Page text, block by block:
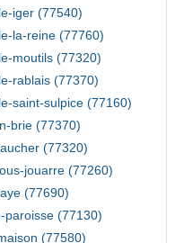
iger (77540)
la-reine (77760)
moutils (77320)
rablais (77370)
saint-sulpice (77160)
brie (77370)
(77320)
jouarre (77260)
(77690)
paroisse (77130)
(77580)